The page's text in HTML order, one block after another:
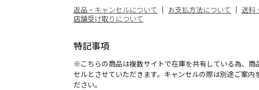
返品・キャンセルについて お支払方法について
送料
店舗受け取りについて
特記事項
※こちらの商品は複数サイトで在庫を共有している為、商
セルとさせていただきます。キャンセルの際は別途ご案内
ださい。